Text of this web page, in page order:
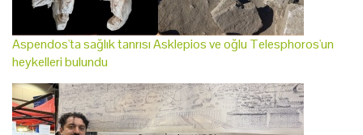
Aspendos'ta sağlık tanrısı Asklepios ve oğlu Telesphoros'un
heykelleri bulundu